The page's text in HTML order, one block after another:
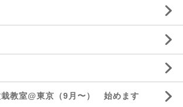
教室@東京（9月〜） 始めます